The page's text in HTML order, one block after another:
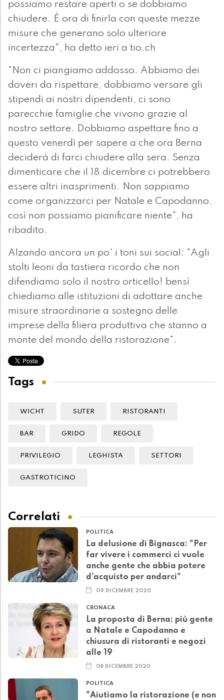
possiamo restare aperti o se dobbiamo
chiudere. È ora di finirla con queste mezze
misure che generano solo ulteriore
incertezza", ha detto ieri a tio.ch
"Non ci piangiamo addosso. Abbiamo dei
doveri da rispettare, dobbiamo versare gli
stipendi ai nostri dipendenti, ci sono
parecchie famiglie che vivono grazie al
nostro settore. Dobbiamo aspettare fino a
questo venerdì per sapere a che ora Berna
deciderà di farci chiudere alla sera. Senza
dimenticare che il 18 dicembre ci potrebbero
essere altri inasprimenti. Non sappiamo
come organizzarci per Natale e Capodanno,
così non possiamo pianificare niente", ha
ribadito.
Alzando ancora un po' i toni sui social: "Agli
stolti leoni da tastiera ricordo che non
difendiamo solo il nostro orticello! bensì
chiediamo alle istituzioni di adottare anche
misure straordinarie a sostegno delle
imprese della filiera produttiva che stanno a
monte del mondo della ristorazione".
Tags
WICHT SUTER RISTORANTI
BAR GRIDO REGOLE
PRIVILEGIO LEGHISTA SETTORI
GASTROTICINO
Correlati
POLITICA
La delusione di Bignasca: "Per
far vivere i commerci ci vuole
anche gente che abbia potere
d'acquisto per andarci"
09 DICEMBRE 2020
CRONACA
La proposta di Berna: più gente
a Natale e Capodanno e
chiusura di ristoranti e negozi
alle 19
08 DICEMBRE 2020
POLITICA
"Aiutiamo la ristorazione (e non